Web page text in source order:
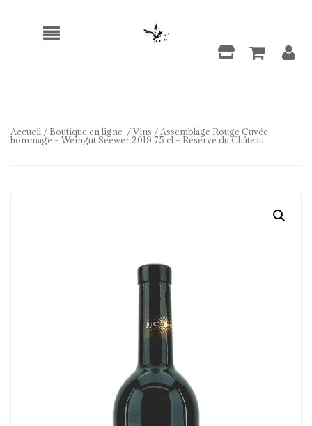
Accueil / Boutique en ligne /Vins / Assemblage Rouge Cuvée
hommage – Weingut Seewer 2019 75 cl – Réserve du Château